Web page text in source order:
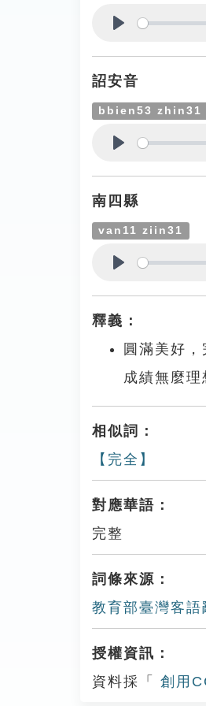
詔安音
bbien53 zhin31
南四縣
van11 ziin31
釋義：
圓滿美好
成績無麼理
相似詞：
【完全】
對應華語：
完整
詞條來源：
教育部臺灣客語
授權資訊：
資料採「
創用